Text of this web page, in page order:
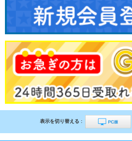
表示を切り替える :